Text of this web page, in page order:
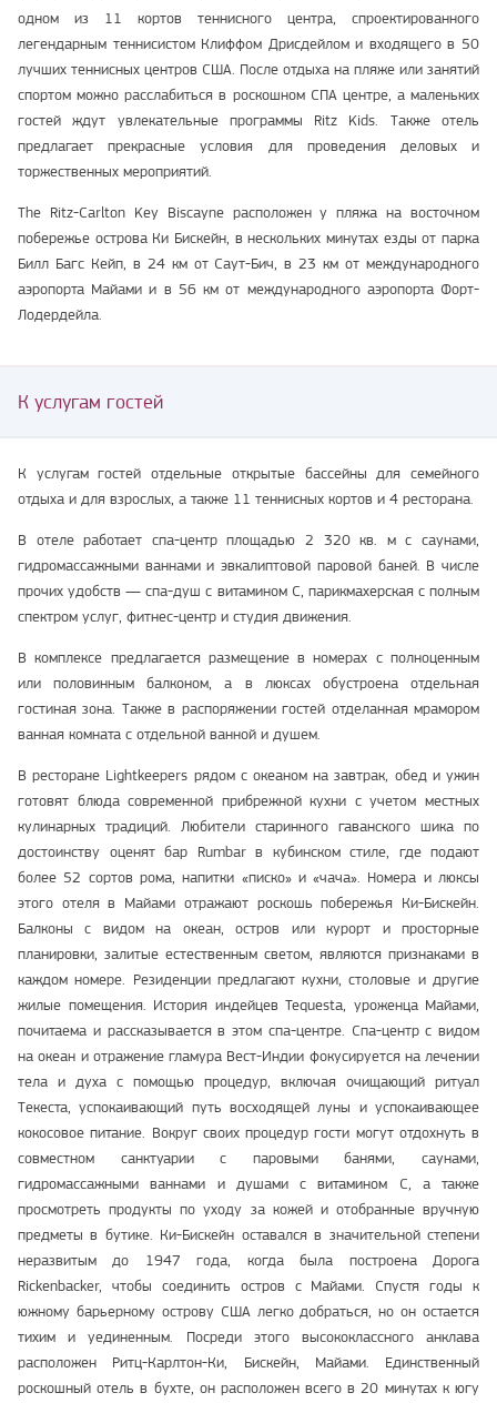
одном из 11 кортов теннисного центра, спроектированного
легендарным теннисистом Клиффом Дрисдейлом и входящего в 50
лучших теннисных центров США. После отдыха на пляже или занятий
спортом можно расслабиться в роскошном СПА центре, а маленьких
гостей ждут увлекательные программы Ritz Kids. Также отель
предлагает прекрасные условия для проведения деловых и
торжественных мероприятий.
The Ritz-Carlton Key Biscayne расположен у пляжа на восточном
побережье острова Ки Бискейн, в нескольких минутах езды от парка
Билл Багс Кейп, в 24 км от Саут-Бич, в 23 км от международного
аэропорта Майами и в 56 км от международного аэропорта Форт-
Лодердейла.
К услугам гостей
К услугам гостей отдельные открытые бассейны для семейного
отдыха и для взрослых, а также 11 теннисных кортов и 4 ресторана.
В отеле работает спа-центр площадью 2 320 кв. м с саунами,
гидромассажными ваннами и эвкалиптовой паровой баней. В числе
прочих удобств — спа-душ с витамином С, парикмахерская с полным
спектром услуг, фитнес-центр и студия движения.
В комплексе предлагается размещение в номерах с полноценным
или половинным балконом, а в люксах обустроена отдельная
гостиная зона. Также в распоряжении гостей отделанная мрамором
ванная комната с отдельной ванной и душем.
В ресторане Lightkeepers рядом с океаном на завтрак, обед и ужин
готовят блюда современной прибрежной кухни с учетом местных
кулинарных традиций. Любители старинного гаванского шика по
достоинству оценят бар Rumbar в кубинском стиле, где подают
более 52 сортов рома, напитки «писко» и «чача». Номера и люксы
этого отеля в Майами отражают роскошь побережья Ки-Бискейн.
Балконы с видом на океан, остров или курорт и просторные
планировки, залитые естественным светом, являются признаками в
каждом номере. Резиденции предлагают кухни, столовые и другие
жилые помещения. История индейцев Tequesta, уроженца Майами,
почитаема и рассказывается в этом спа-центре. Спа-центр с видом
на океан и отражение гламура Вест-Индии фокусируется на лечении
тела и духа с помощью процедур, включая очищающий ритуал
Текеста, успокаивающий путь восходящей луны и успокаивающее
кокосовое питание. Вокруг своих процедур гости могут отдохнуть в
совместном санктуарии с паровыми банями, саунами,
гидромассажными ваннами и душами с витамином С, а также
просмотреть продукты по уходу за кожей и отобранные вручную
предметы в бутике. Ки-Бискейн оставался в значительной степени
неразвитым до 1947 года, когда была построена Дорога
Rickenbacker, чтобы соединить остров с Майами. Спустя годы к
южному барьерному острову США легко добраться, но он остается
тихим и уединенным. Посреди этого высококлассного анклава
расположен Ритц-Карлтон-Ки, Бискейн, Майами. Единственный
роскошный отель в бухте, он расположен всего в 20 минутах к югу